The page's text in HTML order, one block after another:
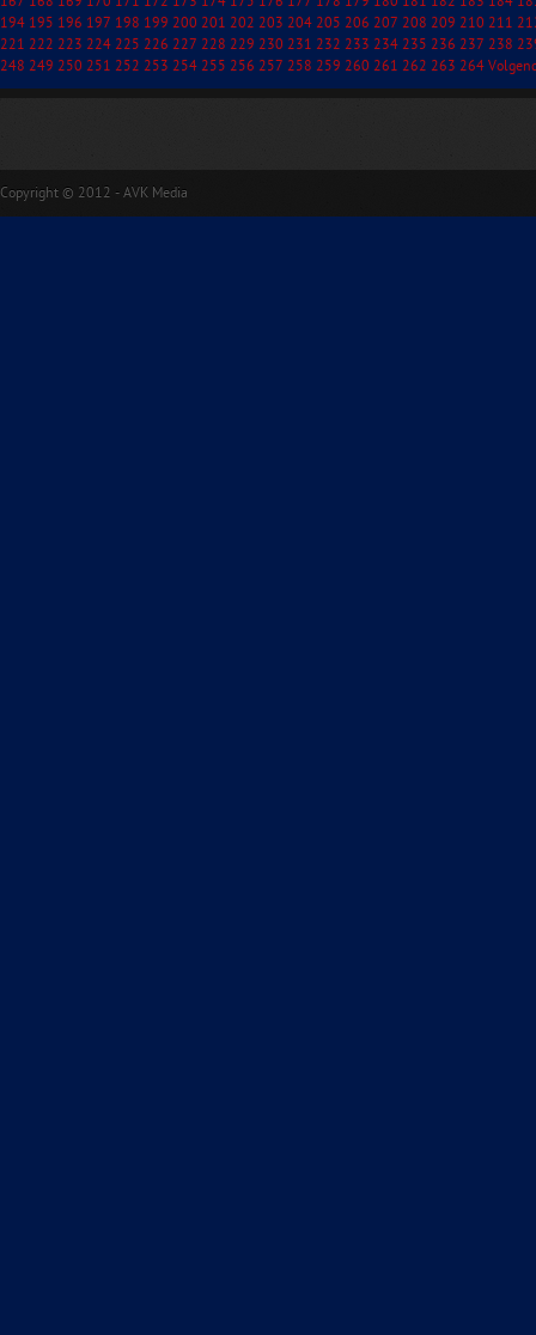
194 195 196 197 198 199 200 201 202 203 204 205 206 207 208 209 210 211
221 222 223 224 225 226 227 228 229 230 231 232 233 234 235 236 237 238
248 249 250 251 252 253 254 255 256 257 258 259 260 261 262 263 264
Copyright © 2012 - AVK Media